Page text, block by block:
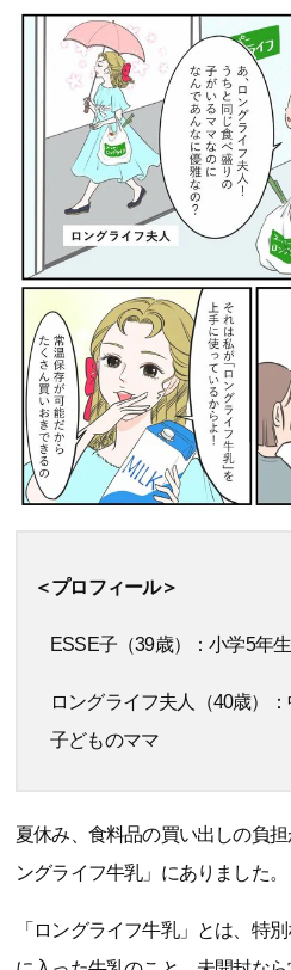
＜プロフィール＞
ESSE子（39歳）：小学5年
ロングライフ夫人（40歳）
子どものママ
夏休み、食料品の買い出しの負
ングライフ牛乳」にありました。
「ロングライフ牛乳」とは、特